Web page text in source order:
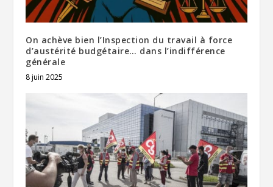
On achève bien l’Inspection du travail à force
d’austérité budgétaire… dans l’indifférence
générale
8 juin 2025